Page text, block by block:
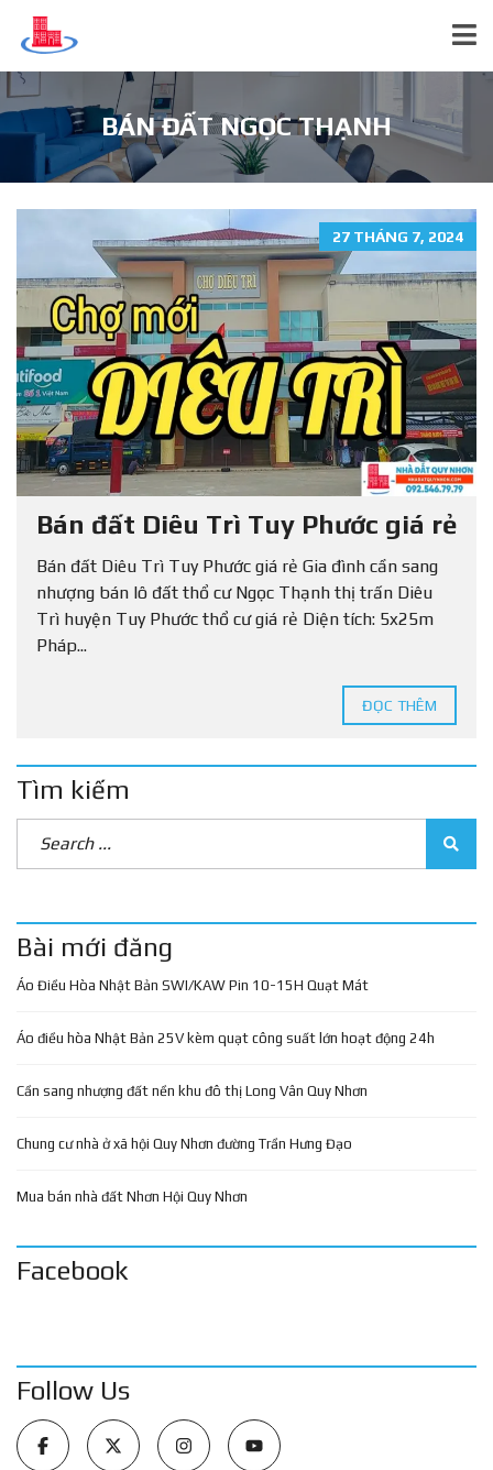
BÁN ĐẤT NGỌC THẠNH
27 THÁNG 7, 2024
Bán đất Diêu Trì Tuy Phước giá rẻ
Bán đất Diêu Trì Tuy Phước giá rẻ Gia đình cần sang
nhượng bán lô đất thổ cư Ngọc Thạnh thị trấn Diêu
Trì huyện Tuy Phước thổ cư giá rẻ Diện tích: 5x25m
Pháp...
ĐỌC THÊM
Tìm kiếm
Bài mới đăng
Áo Điều Hòa Nhật Bản SWI/KAW Pin 10-15H Quạt Mát
Áo điều hòa Nhật Bản 25V kèm quạt công suất lớn hoạt động 24h
Cần sang nhượng đất nền khu đô thị Long Vân Quy Nhơn
Chung cư nhà ở xã hội Quy Nhơn đường Trần Hưng Đạo
Mua bán nhà đất Nhơn Hội Quy Nhơn
Facebook
Follow Us